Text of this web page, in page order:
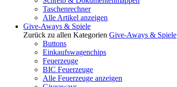
Taschenrechner
Alle Artikel anzeigen
Give-Aways & Spiele
Zurück zu allen Kategorien Give-Aways & Spiele
Buttons
Einkaufswagenchips
Feuerzeuge
BIC Feuerzeuge
Alle Feuerzeuge anzeigen